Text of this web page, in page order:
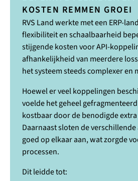
KOSTEN REMMEN GROEI
RVS Land werkte met een ERP-
flexibiliteit en schaalbaarheid
stijgende kosten voor API-
afhankelijkheid van meerdere
het systeem steeds complexer en
Hoewel er veel koppelingen
voelde het geheel
kostbaar door de benodigde
Daarnaast sloten de
goed op elkaar aan, wat zorgde
processen.
Dit leidde tot: